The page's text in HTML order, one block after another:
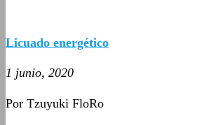
Licuado energético
1 junio, 2020
Por Tzuyuki FloRo